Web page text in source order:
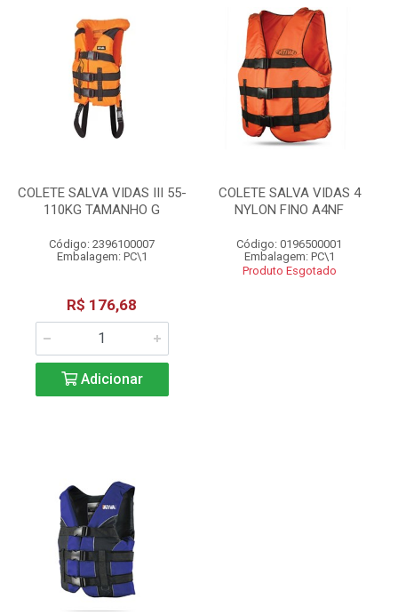
COLETE SALVA VIDAS III 55-
110KG TAMANHO G
Código: 2396100007
Embalagem: PC\1
R$ 176,68
Adicionar
COLETE SALVA VIDAS 4
NYLON FINO A4NF
Código: 0196500001
Embalagem: PC\1
Produto Esgotado